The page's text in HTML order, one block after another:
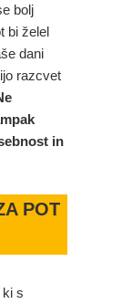
bolj
bi želel
dani
razcvet
in
POT
ki s